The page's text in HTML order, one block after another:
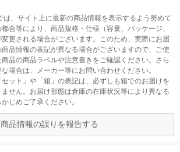
は、サイト上に最新の商品情報を表示するよう努めて
合等により、商品規格・仕様（容量、パッケージ、
更される場合がございます。このため、実際にお届
品情報の表記が異なる場合がございますので、ご使
品の商品ラベルや注意書きをご確認ください。さら
場合は、メーカー等にお問い合わせください。
ット」や「箱」の表記は、必ずしも箱でのお届けを
せん。お届け形態は倉庫の在庫状況等により異なる
じめご了承ください。
商品情報の誤りを報告する